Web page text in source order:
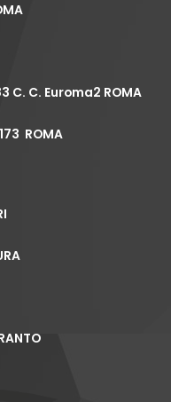
C. C. Euroma2 ROMA
ROMA